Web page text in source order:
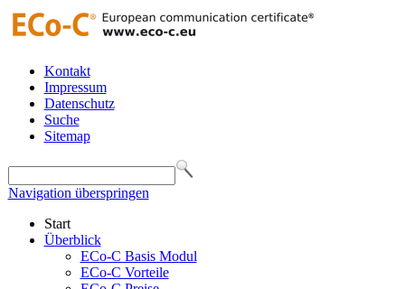
Kontakt
Impressum
Datenschutz
Suche
Sitemap
Navigation überspringen
Start
Überblick
ECo-C Basis Modul
ECo-C Vorteile